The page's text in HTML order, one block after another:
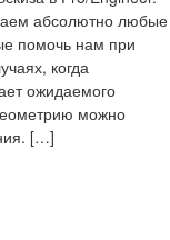
абсолютно любые
помочь нам при
когда
ожидаемого
можно
[…]